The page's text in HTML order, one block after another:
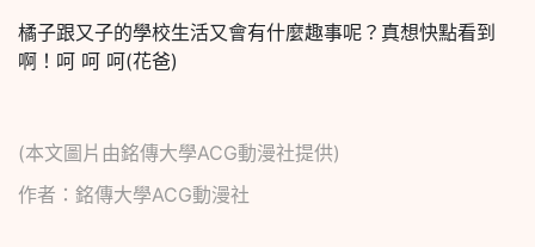
橘子跟又子的學校生活又會有什麼趣事呢？真想快點看到
啊！呵 呵 呵(花爸)
(本文圖片由銘傳大學ACG動漫社提供)
作者：銘傳大學ACG動漫社